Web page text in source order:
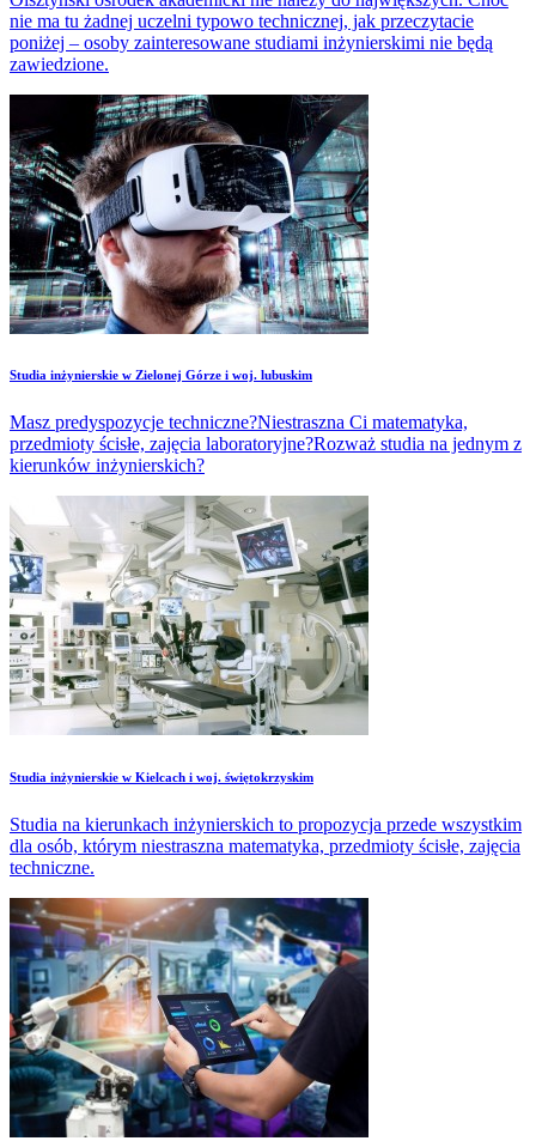
nie ma tu żadnej uczelni typowo technicznej, jak przeczytacie
poniżej – osoby zainteresowane studiami inżynierskimi nie będą
zawiedzione.
Studia inżynierskie w Zielonej Górze i woj. lubuskim
Masz predyspozycje techniczne?Niestraszna Ci matematyka,
przedmioty ścisłe, zajęcia laboratoryjne?Rozważ studia na jednym z
kierunków inżynierskich?
Studia inżynierskie w Kielcach i woj. świętokrzyskim
Studia na kierunkach inżynierskich to propozycja przede wszystkim
dla osób, którym niestraszna matematyka, przedmioty ścisłe, zajęcia
techniczne.